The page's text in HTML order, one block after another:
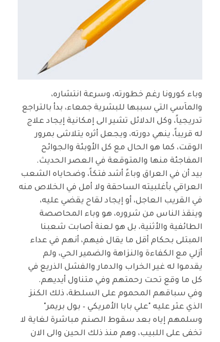
وباء كورونا رغم خطورته، وسرعة انتشاره،
والماَسي التي سببها للبشرية جمعاء، بدأ بالتراجع
تدريجياً، وكل الدلائل تشير الى إمكانية إيجاد علاج
له قريباً، ينهي دورته، ويجعل أثره يتلاشى بمرور
الوقت، كما هو الحال مع كل الأوبئة والجوائح
المفاجئة منها والمتوقعة في العصر الحديث.
بيد أن في العراق وباءً أشد فتكاً، وضحاياه الشعب
العراقي بأغلبيته الساحقة ولا أمل في الخلاص منه
في القريب العاجل، أو إيجاد لقاح يقضي عليه،
وينقذ الناس من شروره، هو وباء المحاصصة
الطائفية والأثنية، بل هو لعنة أصابت شعبنا
المبتلى بحكام أقل ما يقال فيهم، أنهم في عداء
أزلي مع الكفاءة والنزاهة والضمير الحي، ولم
يقدموا له غير الخراب والدمار والفشل الذريع في
كل ما وقع تحت رحمتهم وفي متناول أيديهم.
وفي سباقهم المحموم على السلطة، ذلك الكنز
الذي عثر عليه "علي بابا الأمريكي – بول بريمر"
وسلمهم إياه بعد سقوط الصنم مباشرة لغاية لا
تخفى على اللبيب، وهم منذ ذلك الحين والى الان